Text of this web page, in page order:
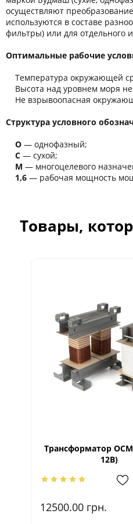
осуществляют
используются в составе
фильтры) или для отдельного
Оптимальные рабочие
Температура окружающей
Высота над уровнем моря
Не взрывоопасная
Структура условного
О ― однофазный;
С ― сухой;
М ― многоцелевого
1,6 ― рабочая мощность
Товары,
Трансформатор ОСМ
12В)
12500.00 грн.